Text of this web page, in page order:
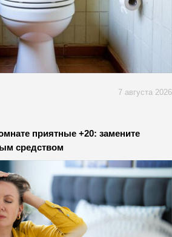
7 августа 2026
приятные +20: замените
средством